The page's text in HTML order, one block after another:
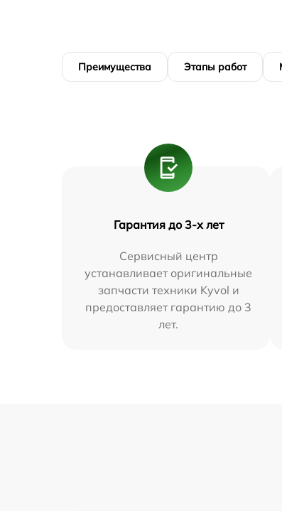
Преимущества Этапы работ
Гарантия до 3-х лет
Сервисный центр
устанавливает оригинальные
запчасти техники Kyvol и
предоставляет гарантию до 3
лет.